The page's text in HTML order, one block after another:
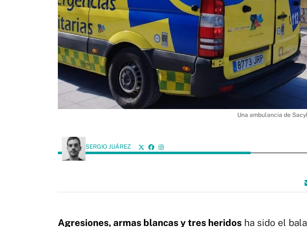
Una ambulancia de
SERGIO JUÁREZ
Agresiones, armas blancas y tres heridos ha sido el